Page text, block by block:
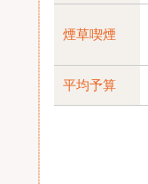
煙草喫煙
平均予算